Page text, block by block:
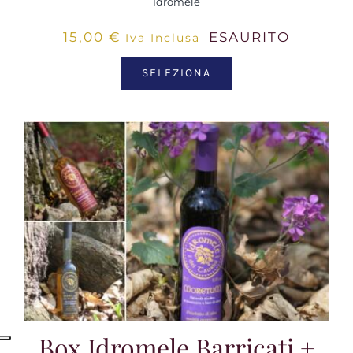
15,00€ Iva Inclusa ESAURITO
SELEZIONA